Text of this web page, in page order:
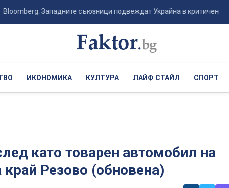
Западните съюзници подвеждат Украйна в критичен момент,
ИКОНОМИКА КУЛТУРА ЛАЙФ СТАЙЛ СПОРТ
като товарен автомобил на
Резово (обновена)